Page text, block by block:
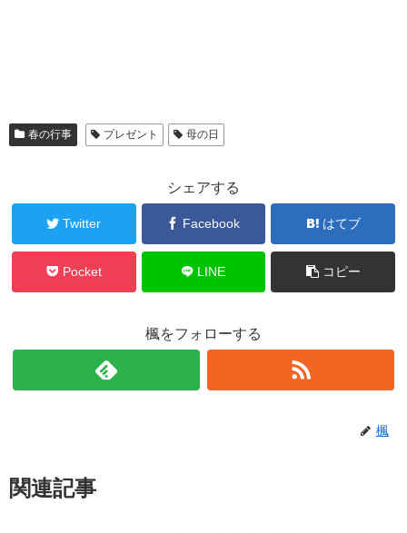
春の行事 プレゼント 母の日
シェアする
Twitter Facebook はてブ
Pocket LINE コピー
楓をフォローする
楓
関連記事